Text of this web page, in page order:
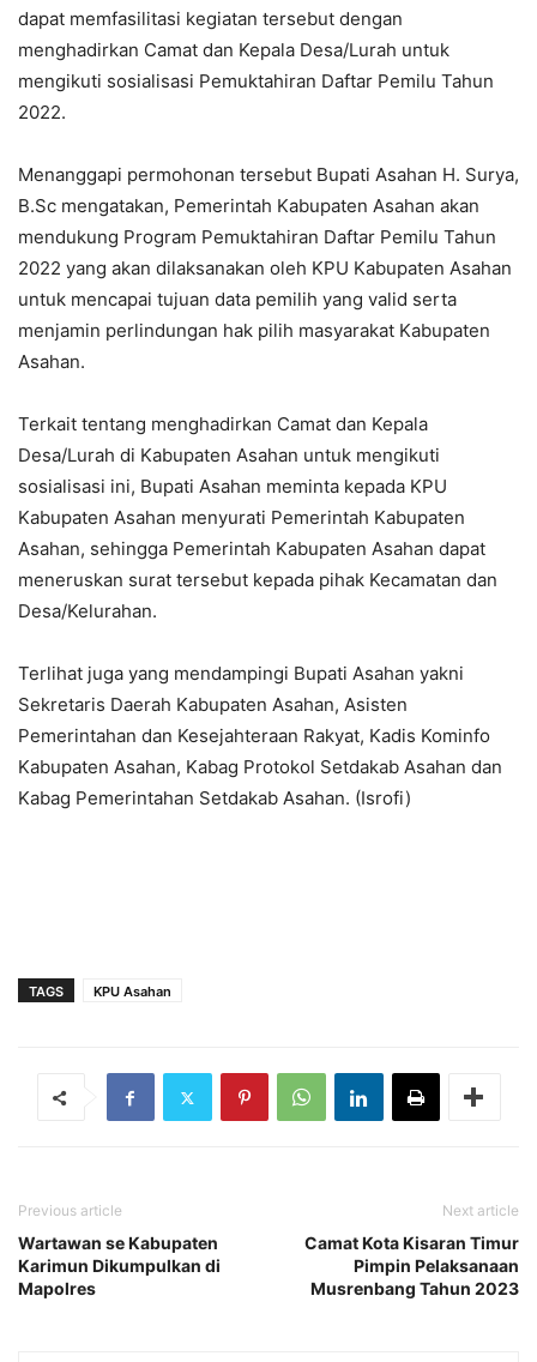
dapat memfasilitasi kegiatan tersebut dengan
menghadirkan Camat dan Kepala Desa/Lurah untuk
mengikuti sosialisasi Pemuktahiran Daftar Pemilu Tahun
2022.
Menanggapi permohonan tersebut Bupati Asahan H. Surya,
B.Sc mengatakan, Pemerintah Kabupaten Asahan akan
mendukung Program Pemuktahiran Daftar Pemilu Tahun
2022 yang akan dilaksanakan oleh KPU Kabupaten Asahan
untuk mencapai tujuan data pemilih yang valid serta
menjamin perlindungan hak pilih masyarakat Kabupaten
Asahan.
Terkait tentang menghadirkan Camat dan Kepala
Desa/Lurah di Kabupaten Asahan untuk mengikuti
sosialisasi ini, Bupati Asahan meminta kepada KPU
Kabupaten Asahan menyurati Pemerintah Kabupaten
Asahan, sehingga Pemerintah Kabupaten Asahan dapat
meneruskan surat tersebut kepada pihak Kecamatan dan
Desa/Kelurahan.
Terlihat juga yang mendampingi Bupati Asahan yakni
Sekretaris Daerah Kabupaten Asahan, Asisten
Pemerintahan dan Kesejahteraan Rakyat, Kadis Kominfo
Kabupaten Asahan, Kabag Protokol Setdakab Asahan dan
Kabag Pemerintahan Setdakab Asahan. (Isrofi)
TAGS KPU Asahan
Previous article
Wartawan se Kabupaten
Karimun Dikumpulkan di
Mapolres
Next article
Camat Kota Kisaran Timur
Pimpin Pelaksanaan
Musrenbang Tahun 2023